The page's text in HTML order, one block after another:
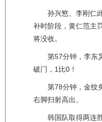
孙兴慜、李刚仁此
补时阶段，黄仁范主
将没收。
第57分钟，李东炅
破门，1比0！
第78分钟，金纹奂
右脚扫射高出。
韩国队取得两连胜